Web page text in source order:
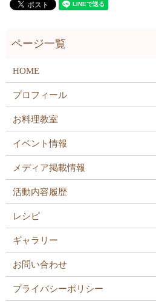
HOME
プロフィール
お料理教室
イベント情報
メディア掲載情報
活動内容履歴
レシピ
ギャラリー
お問い合わせ
プライバシーポリシー